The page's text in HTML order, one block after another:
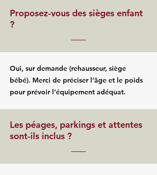
Proposez-vous des sièges enfant
?
Oui, sur demande (rehausseur, siège
bébé). Merci de préciser l’âge et le poids
pour prévoir l’équipement adéquat.
Les péages, parkings et attentes
sont-ils inclus ?